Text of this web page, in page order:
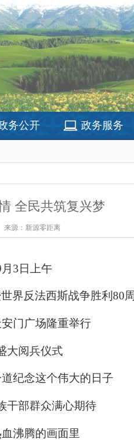
务公开 政务服务
全民共筑复兴梦
来源：新源零距离
月 3日上午
界反法西斯战争胜利80
门广场隆重举行
大阅兵仪式
纪念这个伟大的日子
干部群众满心期待
沸腾的画面里